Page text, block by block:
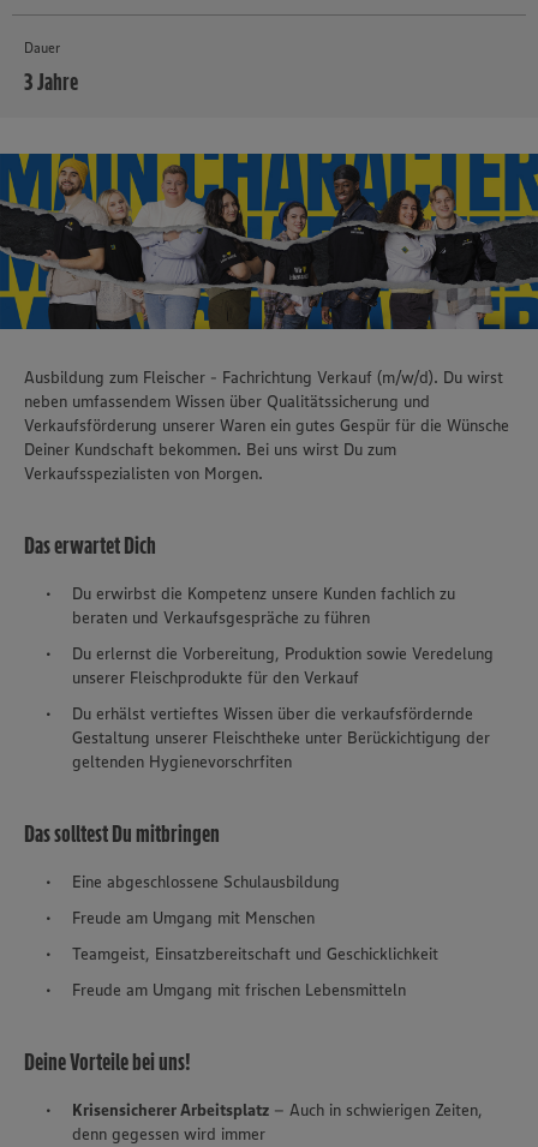
Dauer
3 Jahre
Ausbildung zum Fleischer - Fachrichtung Verkauf (m/w/d). Du wirst
neben umfassendem Wissen über Qualitätssicherung und
Verkaufsförderung unserer Waren ein gutes Gespür für die Wünsche
Deiner Kundschaft bekommen. Bei uns wirst Du zum
Verkaufsspezialisten von Morgen.
Das erwartet Dich
Du erwirbst die Kompetenz unsere Kunden fachlich zu
beraten und Verkaufsgespräche zu führen
Du erlernst die Vorbereitung, Produktion sowie Veredelung
unserer Fleischprodukte für den Verkauf
Du erhälst vertieftes Wissen über die verkaufsfördernde
Gestaltung unserer Fleischtheke unter Berückichtigung der
geltenden Hygienevorschrfiten
Das solltest Du mitbringen
Eine abgeschlossene Schulausbildung
Freude am Umgang mit Menschen
Teamgeist, Einsatzbereitschaft und Geschicklichkeit
Freude am Umgang mit frischen Lebensmitteln
Deine Vorteile bei uns!
Krisensicherer Arbeitsplatz – Auch in schwierigen Zeiten,
denn gegessen wird immer